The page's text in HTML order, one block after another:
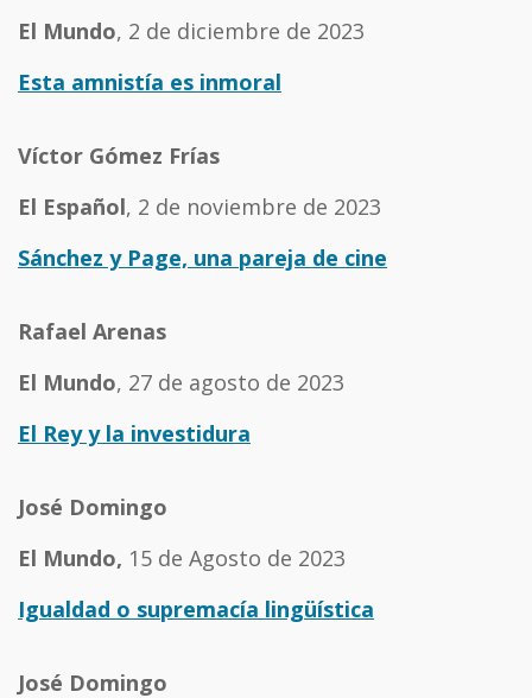
El Mundo, 2 de diciembre de 2023
Esta amnistía es inmoral
Víctor Gómez Frías
El Español, 2 de noviembre de 2023
Sánchez y Page, una pareja de cine
Rafael Arenas
El Mundo, 27 de agosto de 2023
El Rey y la investidura
José Domingo
El Mundo, 15 de Agosto de 2023
Igualdad o supremacía lingüística
José Domingo